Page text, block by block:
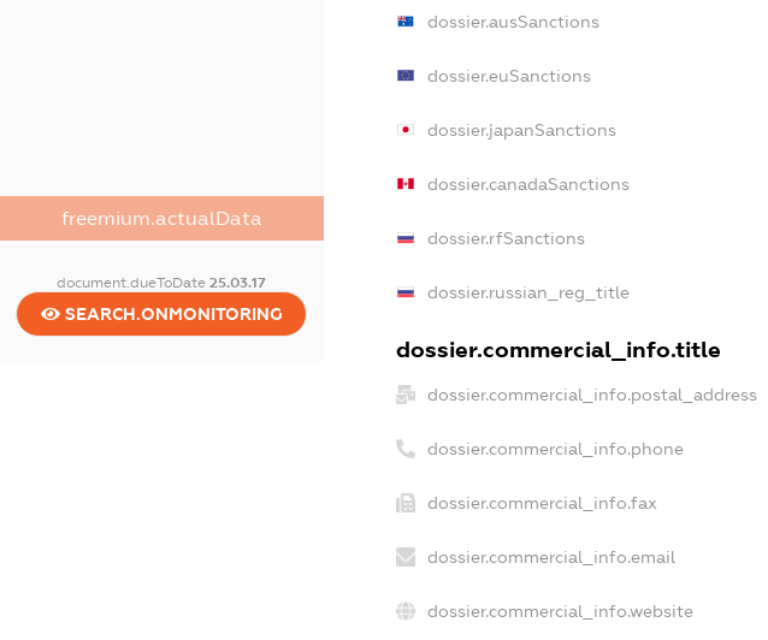
freemium.actualData
document.dueToDate25.03.17
SEARCH.ONMONITORING
dossier.ausSanctions
dossier.euSanctions
dossier.japanSanctions
dossier.canadaSanctions
dossier.rfSanctions
dossier.russian_reg_title
dossier.commercial_info.title
dossier.commercial_info.postal_address
dossier.commercial_info.phone
dossier.commercial_info.fax
dossier.commercial_info.email
dossier.commercial_info.website